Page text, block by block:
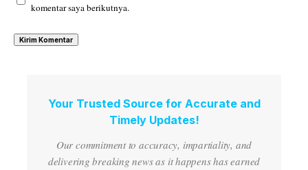
komentar saya berikutnya.
Your Trusted Source for Accurate and
Timely Updates!
Our commitment to accuracy, impartiality, and
delivering breaking news as it happens has earned